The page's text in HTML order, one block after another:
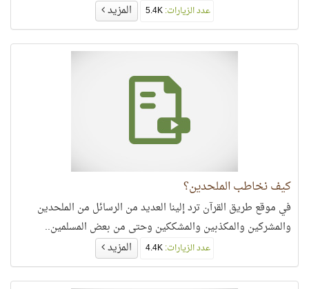
عدد الزيارات: المزيد
كيف نخاطب الملحدين؟
في موقع طريق القرآن ترد إلينا العديد من الرسائل من الملحدين
والمشركين والمكذبين والمشككين وحتى من بعض المسلمين..
عدد الزيارات: المزيد